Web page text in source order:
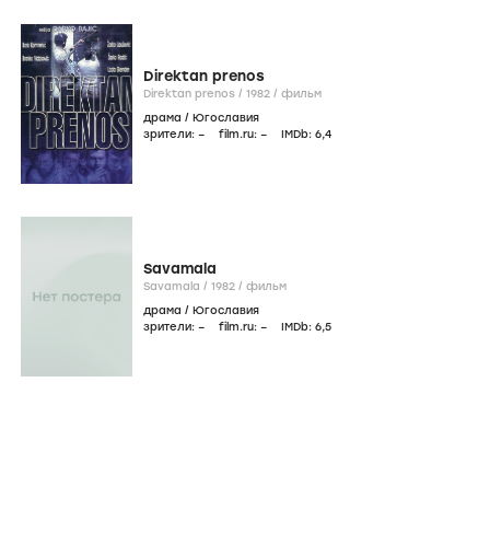
Direktan prenos
Direktan prenos / 1982 / фильм
драма / Югославия
зрители: – film.ru: – IMDb: 6,4
Savamala
Savamala / 1982 / фильм
драма / Югославия
зрители: – film.ru: – IMDb: 6,5